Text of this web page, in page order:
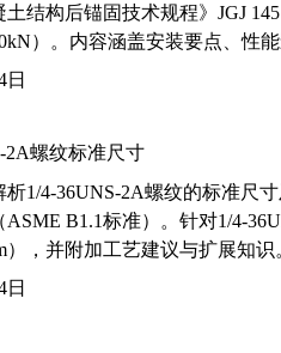
土结构后锚固技术规程》JGJ
）。内容涵盖安装要点、性
日
2A螺纹标准尺寸
析1/4-36UNS-2A螺纹的标准尺
ASME B1.1标准）。针对1/4-
），并附加工艺建议与扩展知识
日